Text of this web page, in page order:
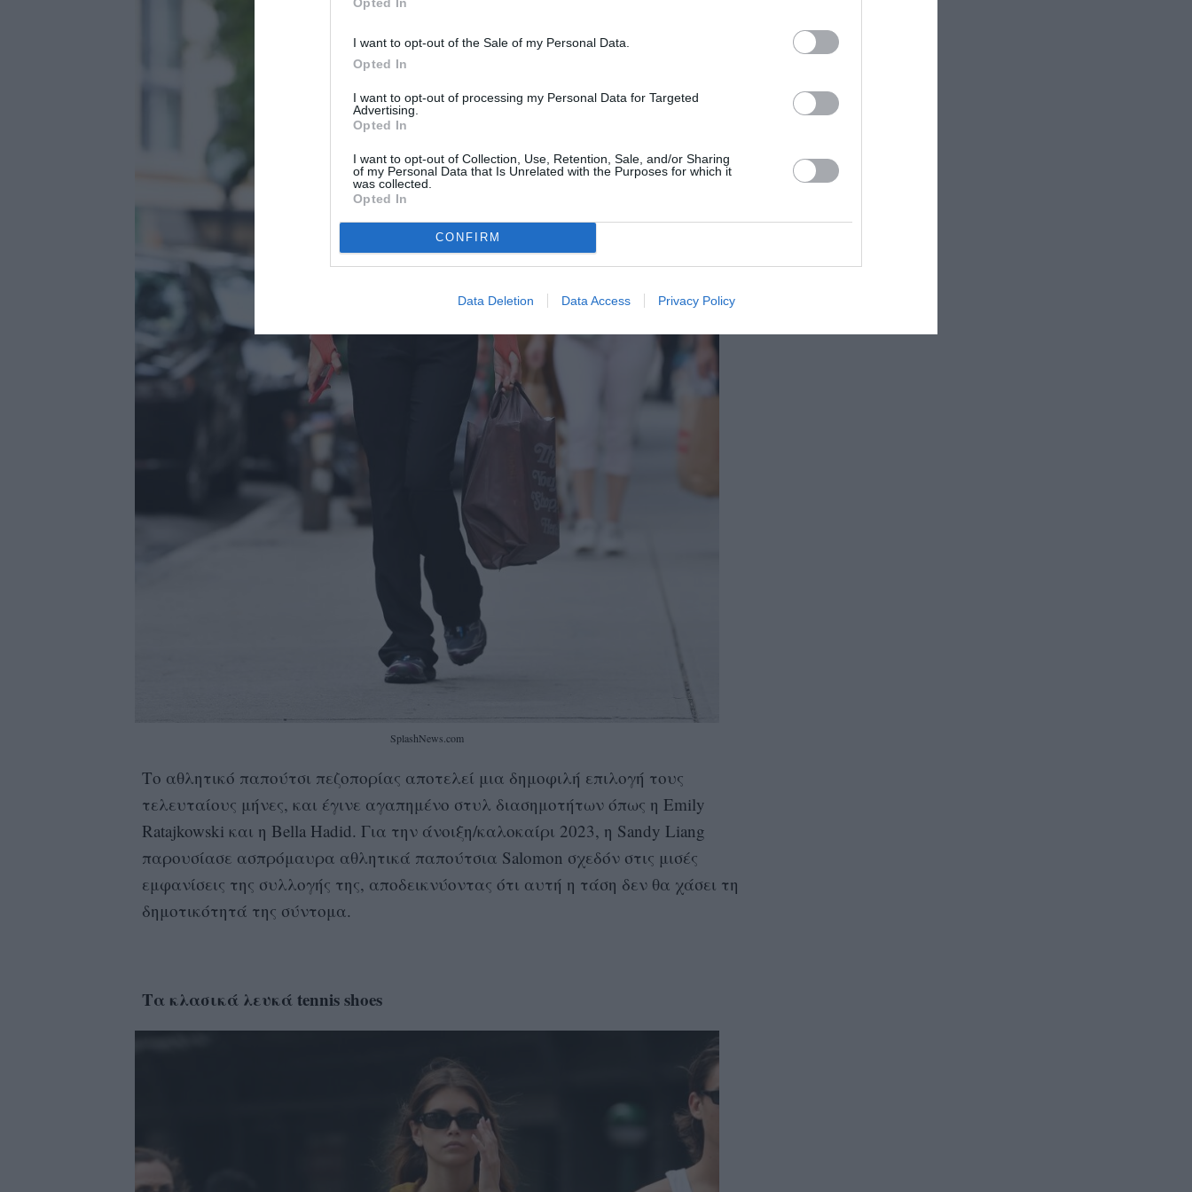
I want to opt-out of the Sale of my Personal Data.
Opted In
I want to opt-out of processing my Personal Data for Targeted
Advertising.
Opted In
I want to opt-out of Collection, Use, Retention, Sale, and/or Sharing
of my Personal Data that Is Unrelated with the Purposes for which it
was collected.
Opted In
CONFIRM
Data Deletion Data Access Privacy Policy
SplashNews.com
Το αθλητικό παπούτσι πεζοπορίας αποτελεί μια δημοφιλή επιλογή τους
τελευταίους μήνες, και έγινε αγαπημένο στυλ διασημοτήτων όπως η Emily
Ratajkowski και η Bella Hadid. Για την άνοιξη/καλοκαίρι 2023, η Sandy Liang
παρουσίασε ασπρόμαυρα αθλητικά παπούτσια Salomon σχεδόν στις μισές
εμφανίσεις της συλλογής της, αποδεικνύοντας ότι αυτή η τάση δεν θα χάσει τη
δημοτικότητά της σύντομα.
Tα κλασικά λευκά tennis shoes